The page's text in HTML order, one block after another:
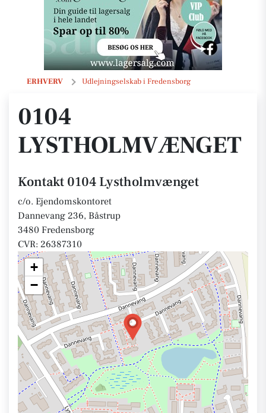
ERHVERV Udlejningselskab i Fredensborg
0104 Lystholmvænget
0104
LYSTHOLMVÆNGET
Kontakt 0104 Lystholmvænget
c/o. Ejendomskontoret
Dannevang 236, Båstrup
3480 Fredensborg
CVR: 26387310
+
−